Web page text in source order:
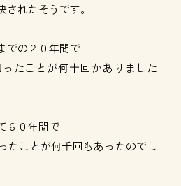
れたそうです。
での２０年間で
ったことが何十回かありました
６０年間で
たことが何千回もあったのでし